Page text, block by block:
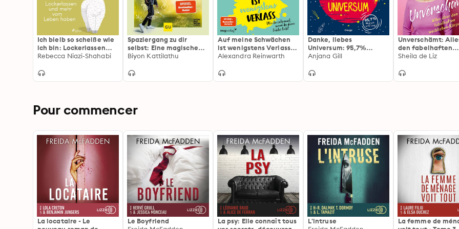
Ich bleib so scheiße wie
ich bin: Lockerlassen
und mehr vom Leben
Rebecca Niazi-Shahabi
Spaziergang zu dir
selbst: Eine magische
Reise zu mehr
Selbstliebe und Glück
Biyon Kattilathu
Auf meine Schwächen
ist wenigstens Verlass:
Wie du entspannst,
liebst
Alexandra Reinwarth
Danke, liebes
Universum: 95,7%
Wunscherfüllung
Anjana Gill
Unverschämt:
den fabelhaften
weiblichen Körper
Sheila de Liz
Pour commencer
La locataire - Le
Le Boyfriend
La psy: Elle connaît tous
L'intruse
La femme de